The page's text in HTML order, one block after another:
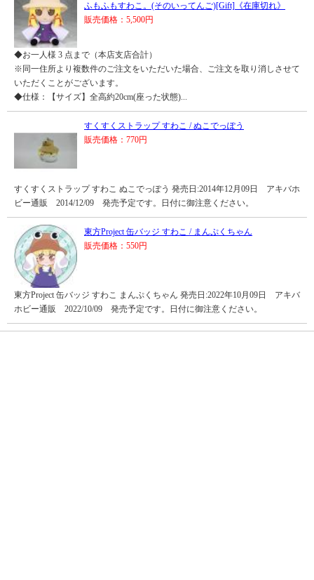
ふもふもすわこ。(そのいってんご)[Gift]《在庫切れ》
販売価格：5,500円
◆お一人様 3 点まで（本店支店合計）
※同一住所より複数件のご注文をいただいた場合、ご注文を取り消しさせて
いただくことがございます。
◆仕様：【サイズ】全高約20cm(座った状態)...
すくすくストラップ すわこ / ぬこでっぽう
販売価格：770円
すくすくストラップ すわこ ぬこでっぽう 発売日:2014年12月09日 アキバホ
ビー通販 2014/12/09 発売予定です。日付に御注意ください。
東方Project 缶バッジ すわこ / まんぷくちゃん
販売価格：550円
東方Project 缶バッジ すわこ まんぷくちゃん 発売日:2022年10月09日 アキバ
ホビー通販 2022/10/09 発売予定です。日付に御注意ください。